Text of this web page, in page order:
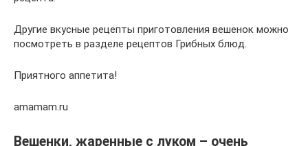
Другие вкусные рецепты приготовления вешенок можно
посмотреть в разделе рецептов Грибных блюд.
Приятного аппетита!
amamam.ru
Вешенки, жаренные с луком – очень